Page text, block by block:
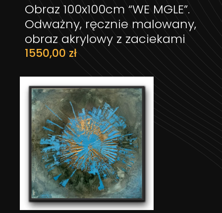
Obraz 100x100cm “WE MGLE”.
Odważny, ręcznie malowany,
obraz akrylowy z zaciekami
1550,00 zł
DODAJ DO KOSZYKA